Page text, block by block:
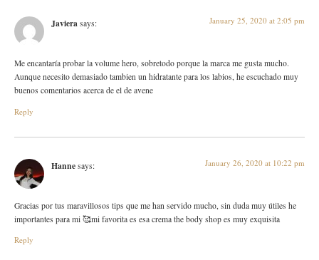
Javiera says: January 25, 2020 at 2:05 pm
Me encantaría probar la volume hero, sobretodo porque la marca me gusta mucho.
Aunque necesito demasiado tambien un hidratante para los labios, he escuchado muy
buenos comentarios acerca de el de avene
Reply
Hanne says: January 26, 2020 at 10:22 pm
Gracias por tus maravillosos tips que me han servido mucho, sin duda muy útiles he
importantes para mi 🥰mi favorita es esa crema the body shop es muy exquisita
Reply